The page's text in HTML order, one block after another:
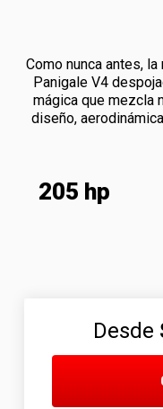
Como nunca antes,
Panigale V4
mágica que mezcla
diseño,
205 hp
Desde